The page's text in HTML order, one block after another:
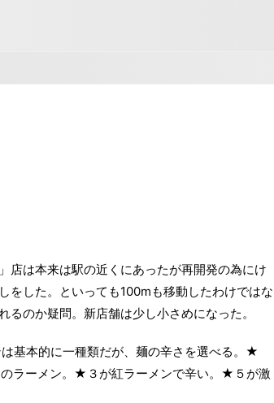
店は本来は駅の近くにあったが再開発の為にけ
をした。といっても100mも移動したわけではな
のか疑問。新店舗は少し小さめになった。
基本的に一種類だが、麺の辛さを選べる。★
ラーメン。★３が紅ラーメンで辛い。★５が激